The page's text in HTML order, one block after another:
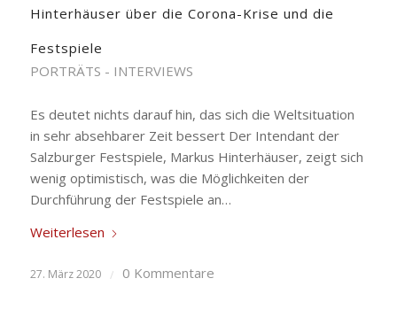
Hinterhäuser über die Corona-Krise und die
Festspiele
PORTRÄTS - INTERVIEWS
Es deutet nichts darauf hin, das sich die Weltsituation
in sehr absehbarer Zeit bessert Der Intendant der
Salzburger Festspiele, Markus Hinterhäuser, zeigt sich
wenig optimistisch, was die Möglichkeiten der
Durchführung der Festspiele an…
Weiterlesen
27. März 2020 / 0 Kommentare